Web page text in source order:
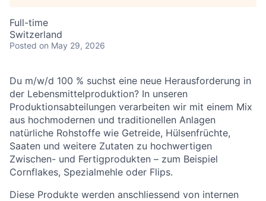
Full-time
Switzerland
Posted on May 29, 2026
Du m/w/d 100 % suchst eine neue Herausforderung in
der Lebensmittelproduktion? In unseren
Produktionsabteilungen verarbeiten wir mit einem Mix
aus hochmodernen und traditionellen Anlagen
natürliche Rohstoffe wie Getreide, Hülsenfrüchte,
Saaten und weitere Zutaten zu hochwertigen
Zwischen- und Fertigprodukten – zum Beispiel
Cornflakes, Spezialmehle oder Flips.
Diese Produkte werden anschliessend von internen